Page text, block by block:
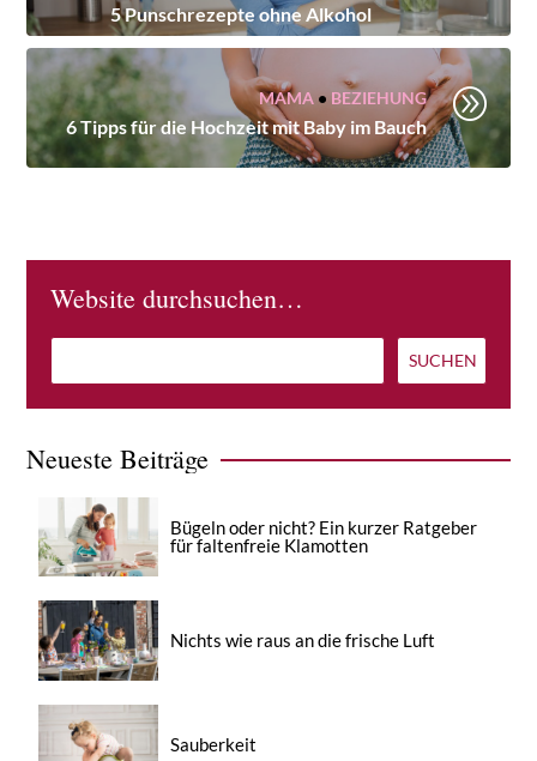
5 Punschrezepte ohne Alkohol
MAMA• BEZIEHUNG
6 Tipps für die Hochzeit mit Baby im Bauch
A
Website durchsuchen…
Neueste Beiträge
Bügeln oder nicht? Ein kurzer Ratgeber
für faltenfreie Klamotten
Nichts wie raus an die frische Luft
Sauberkeit